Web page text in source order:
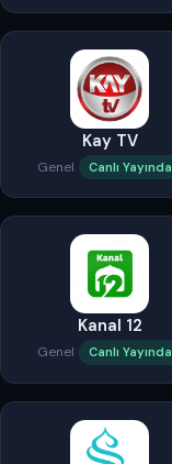
Kay TV
Genel Canlı Yayında
Kanal 12
Genel Canlı Yayında